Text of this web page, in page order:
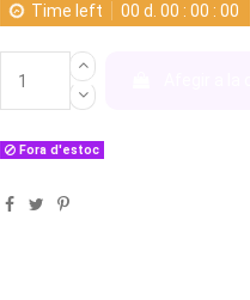
Time left 00 d. 00 :00 :00
Fora d'estoc